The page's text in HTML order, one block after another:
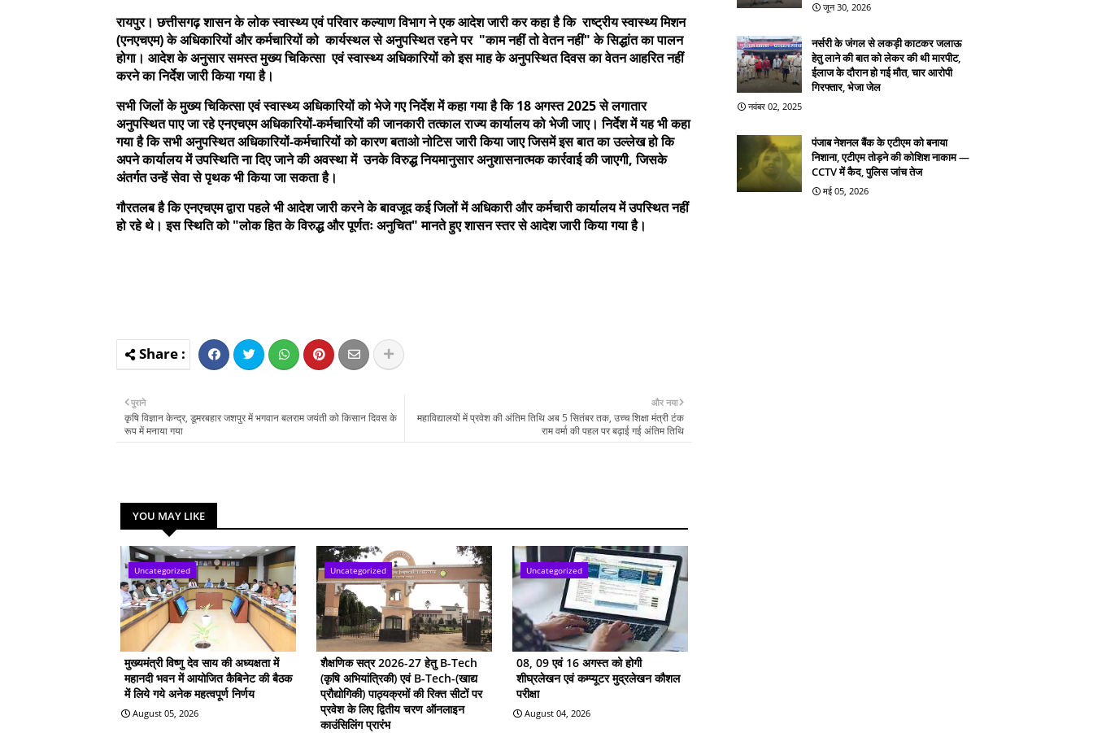
रायपुर। छत्तीसगढ़ शासन के लोक स्वास्थ्य एवं परिवार कल्याण विभाग ने एक आदेश जारी कर कहा है कि राष्ट्रीय स्वास्थ्य मिशन
(एनएचएम) के अधिकारियों और कर्मचारियों को कार्यस्थल से अनुपस्थित रहने पर "काम नहीं तो वेतन नहीं" के सिद्धांत का पालन
होगा। आदेश के अनुसार समस्त मुख्य चिकित्सा एवं स्वास्थ्य अधिकारियों को इस माह के अनुपस्थित दिवस का वेतन आहरित नहीं
करने का निर्देश जारी किया गया है।
सभी जिलों के मुख्य चिकित्सा एवं स्वास्थ्य अधिकारियों को भेजे गए निर्देश में कहा गया है कि 18 अगस्त 2025 से लगातार
अनुपस्थित पाए जा रहे एनएचएम अधिकारियों-कर्मचारियों की जानकारी तत्काल राज्य कार्यालय को भेजी जाए। निर्देश में यह भी कहा
गया है कि सभी अनुपस्थित अधिकारियों-कर्मचारियों को कारण बताओ नोटिस जारी किया जाए जिसमें इस बात का उल्लेख हो कि
अपने कार्यालय में उपस्थिति ना दिए जाने की अवस्था में उनके विरुद्ध नियमानुसार अनुशासनात्मक कार्रवाई की जाएगी, जिसके
अंतर्गत उन्हें सेवा से पृथक भी किया जा सकता है।
गौरतलब है कि एनएचएम द्वारा पहले भी आदेश जारी करने के बावजूद कई जिलों में अधिकारी और कर्मचारी कार्यालय में उपस्थित नहीं
हो रहे थे। इस स्थिति को "लोक हित के विरुद्ध और पूर्णतः अनुचित" मानते हुए शासन स्तर से आदेश जारी किया गया है।
और नया
महाविद्यालयों में प्रवेश की अंतिम तिथि अब 5 सितंबर तक, उच्च शिक्षा मंत्री टंक
राम वर्मा की पहल पर बढ़ाई गई अंतिम तिथि
पुराने
कृषि विज्ञान केन्द्र, डूमरबहार जशपुर में भगवान बलराम जयंती को किसान दिवस के
रूप में मनाया गया
YOU MAY LIKE
Uncategorized
मुख्यमंत्री विष्णु देव साय की अध्यक्षता में
महानदी भवन में आयोजित कैबिनेट की बैठक
में लिये गये अनेक महत्वपूर्ण निर्णय
August 05, 2026
Uncategorized
शैक्षणिक सत्र 2026-27 हेतु B-Tech
(कृषि अभियांत्रिकी) एवं B-Tech-(खाद्य
प्रौद्योगिकी) पाठ्यक्रमों की रिक्त सीटों पर
प्रवेश के लिए द्वितीय चरण ऑनलाइन
काउंसिलिंग प्रारंभ
Uncategorized
08, 09 एवं 16 अगस्त को होगी
शीघ्रलेखन एवं कम्प्यूटर मुद्रलेखन कौशल
परीक्षा
August 04, 2026
जून 30, 2026
नर्सरी के जंगल से लकड़ी काटकर जलाऊ
हेतु लाने की बात को लेकर की थी मारपीट,
ईलाज के दौरान हो गई मौत, चार आरोपी
गिरफ्तार, भेजा जेल
नवंबर 02, 2025
पंजाब नेशनल बैंक के एटीएम को बनाया
निशाना, एटीएम तोड़ने की कोशिश नाकाम —
CCTV में कैद, पुलिस जांच तेज
मई 05, 2026